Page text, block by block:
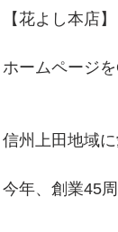
【花よし本店】
ホームページを
信州上田地域
今年、創業45